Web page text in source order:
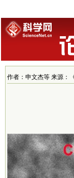
作者：申文杰等 来源：